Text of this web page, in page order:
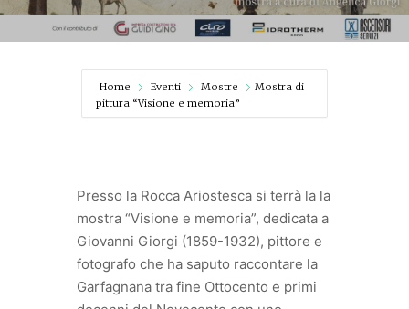
Home Eventi Mostre
Mostra di
pittura “Visione e memoria”
Presso la Rocca Ariostesca si terrà la la
mostra “Visione e memoria”, dedicata a
Giovanni Giorgi (1859-1932), pittore e
fotografo che ha saputo raccontare la
Garfagnana tra fine Ottocento e primi